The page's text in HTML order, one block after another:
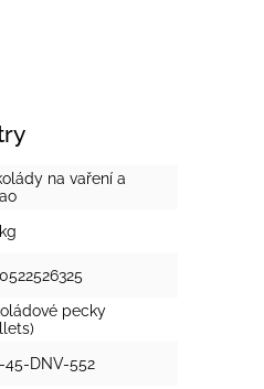
na vaření a
pecky
45-DNV-552